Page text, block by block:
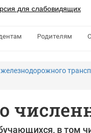
для слабовидящих
Родителям
железнодорожного
в том